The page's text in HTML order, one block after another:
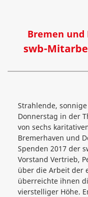
Bremen und
swb-
Strahlende,
Donnerstag in der
von sechs
Bremerhaven und
Spenden 2017 der
Vorstand Vertrieb,
über die Arbeit der
überreichte ihnen
vierstelliger Höhe.